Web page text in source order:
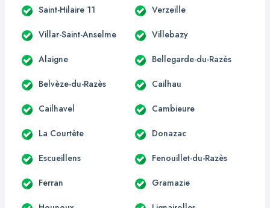
Saint-Hilaire 11 Verzeille
Villar-Saint-Anselme Villebazy
Alaigne Bellegarde-du-Razès
Belvèze-du-Razès Cailhau
Cailhavel Cambieure
La Courtète Donazac
Escueillens Fenouillet-du-Razès
Ferran Gramazie